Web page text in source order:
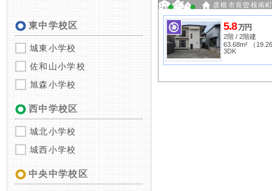
彦根市長曽根南
5.8万円
2階 / 2階建
63.68m² （
3DK
東中学校区
城東小学校
佐和山小学校
旭森小学校
西中学校区
城北小学校
城西小学校
中央中学校区